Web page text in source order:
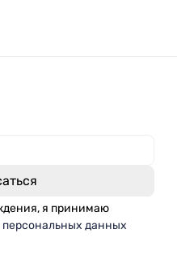
я принимаю
данных